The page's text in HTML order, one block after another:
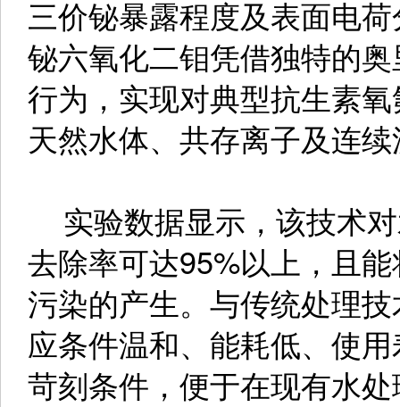
三价铋暴露程度及表面电
铋六氧化二钼凭借独特的
行为，实现对典型抗生素
天然水体、共存离子及连
实验数据显示，该技术
去除率可达95%以上，且
污染的产生。与传统处理
应条件温和、能耗低、使
苛刻条件，便于在现有水